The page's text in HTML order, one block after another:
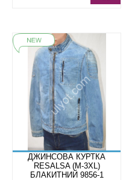
ДЖИНСОВА КУРТКА
RESALSA (M-3XL)
БЛАКИТНИЙ 9856-1